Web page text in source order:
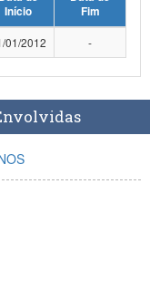
Início
Fim
01/2012 -